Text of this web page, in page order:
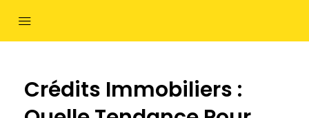
Crédits Immobiliers :